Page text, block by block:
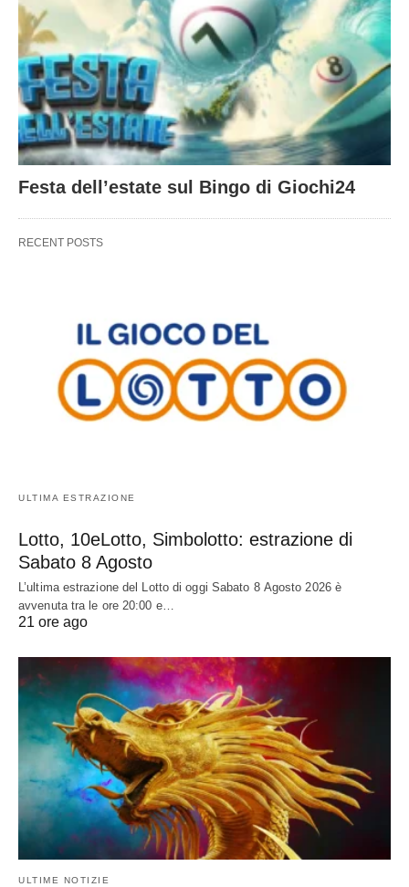
Festa dell’estate sul Bingo di Giochi24
RECENT POSTS
ULTIMA ESTRAZIONE
Lotto, 10eLotto, Simbolotto: estrazione di
Sabato 8 Agosto
L’ultima estrazione del Lotto di oggi Sabato 8 Agosto 2026 è
avvenuta tra le ore 20:00 e…
21 ore ago
ULTIME NOTIZIE